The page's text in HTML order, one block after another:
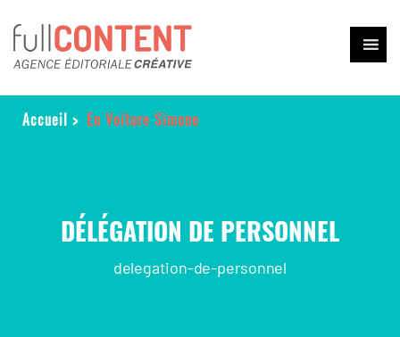
Accueil > En Voiture Simone
DÉLÉGATION DE PERSONNEL
delegation-de-personnel